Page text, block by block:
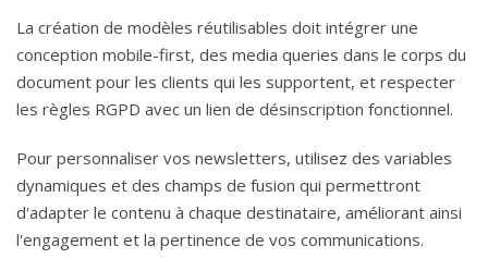
La création de modèles réutilisables doit intégrer une
conception mobile-first, des media queries dans le corps du
document pour les clients qui les supportent, et respecter
les règles RGPD avec un lien de désinscription fonctionnel.
Pour personnaliser vos newsletters, utilisez des variables
dynamiques et des champs de fusion qui permettront
d'adapter le contenu à chaque destinataire, améliorant ainsi
l'engagement et la pertinence de vos communications.